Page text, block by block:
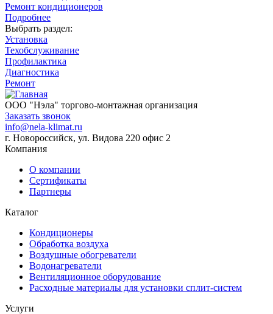
Ремонт кондиционеров
Подробнее
Выбрать раздел:
Установка
Техобслуживание
Профилактика
Диагностика
Ремонт
ООО "Нэла" торгово-монтажная организация
Заказать звонок
info@nela-klimat.ru
г. Новороссийск, ул. Видова 220 офис 2
Компания
О компании
Сертификаты
Партнеры
Каталог
Кондиционеры
Обработка воздуха
Воздушные обогреватели
Водонагреватели
Вентиляционное оборудование
Расходные материалы для установки сплит-систем
Услуги